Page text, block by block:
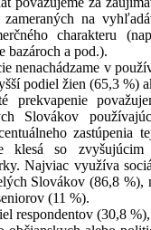
na
charakteru
bazároch a pod.).
nenachádzame v
podiel žien (65,3 %)
prekvapenie
Slovákov
zastúpenia
klesá so
Najviac využíva
Slovákov (86,8 %),
(11 %).
respondentov (30,8